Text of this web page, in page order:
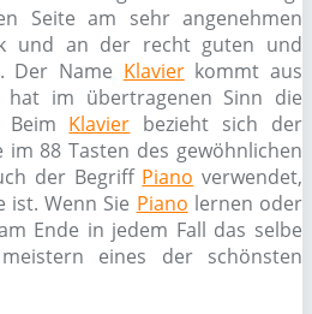
Seite am sehr angenehmen
und an der recht guten und
Der Name Klavierkommt aus
hat im übertragenen Sinn die
Beim Klavier bezieht sich der
88 Tasten des gewöhnlichen
der Begriff Piano verwendet,
Wenn Sie Piano lernen oder
Ende in jedem Fall das selbe
eines der schönsten